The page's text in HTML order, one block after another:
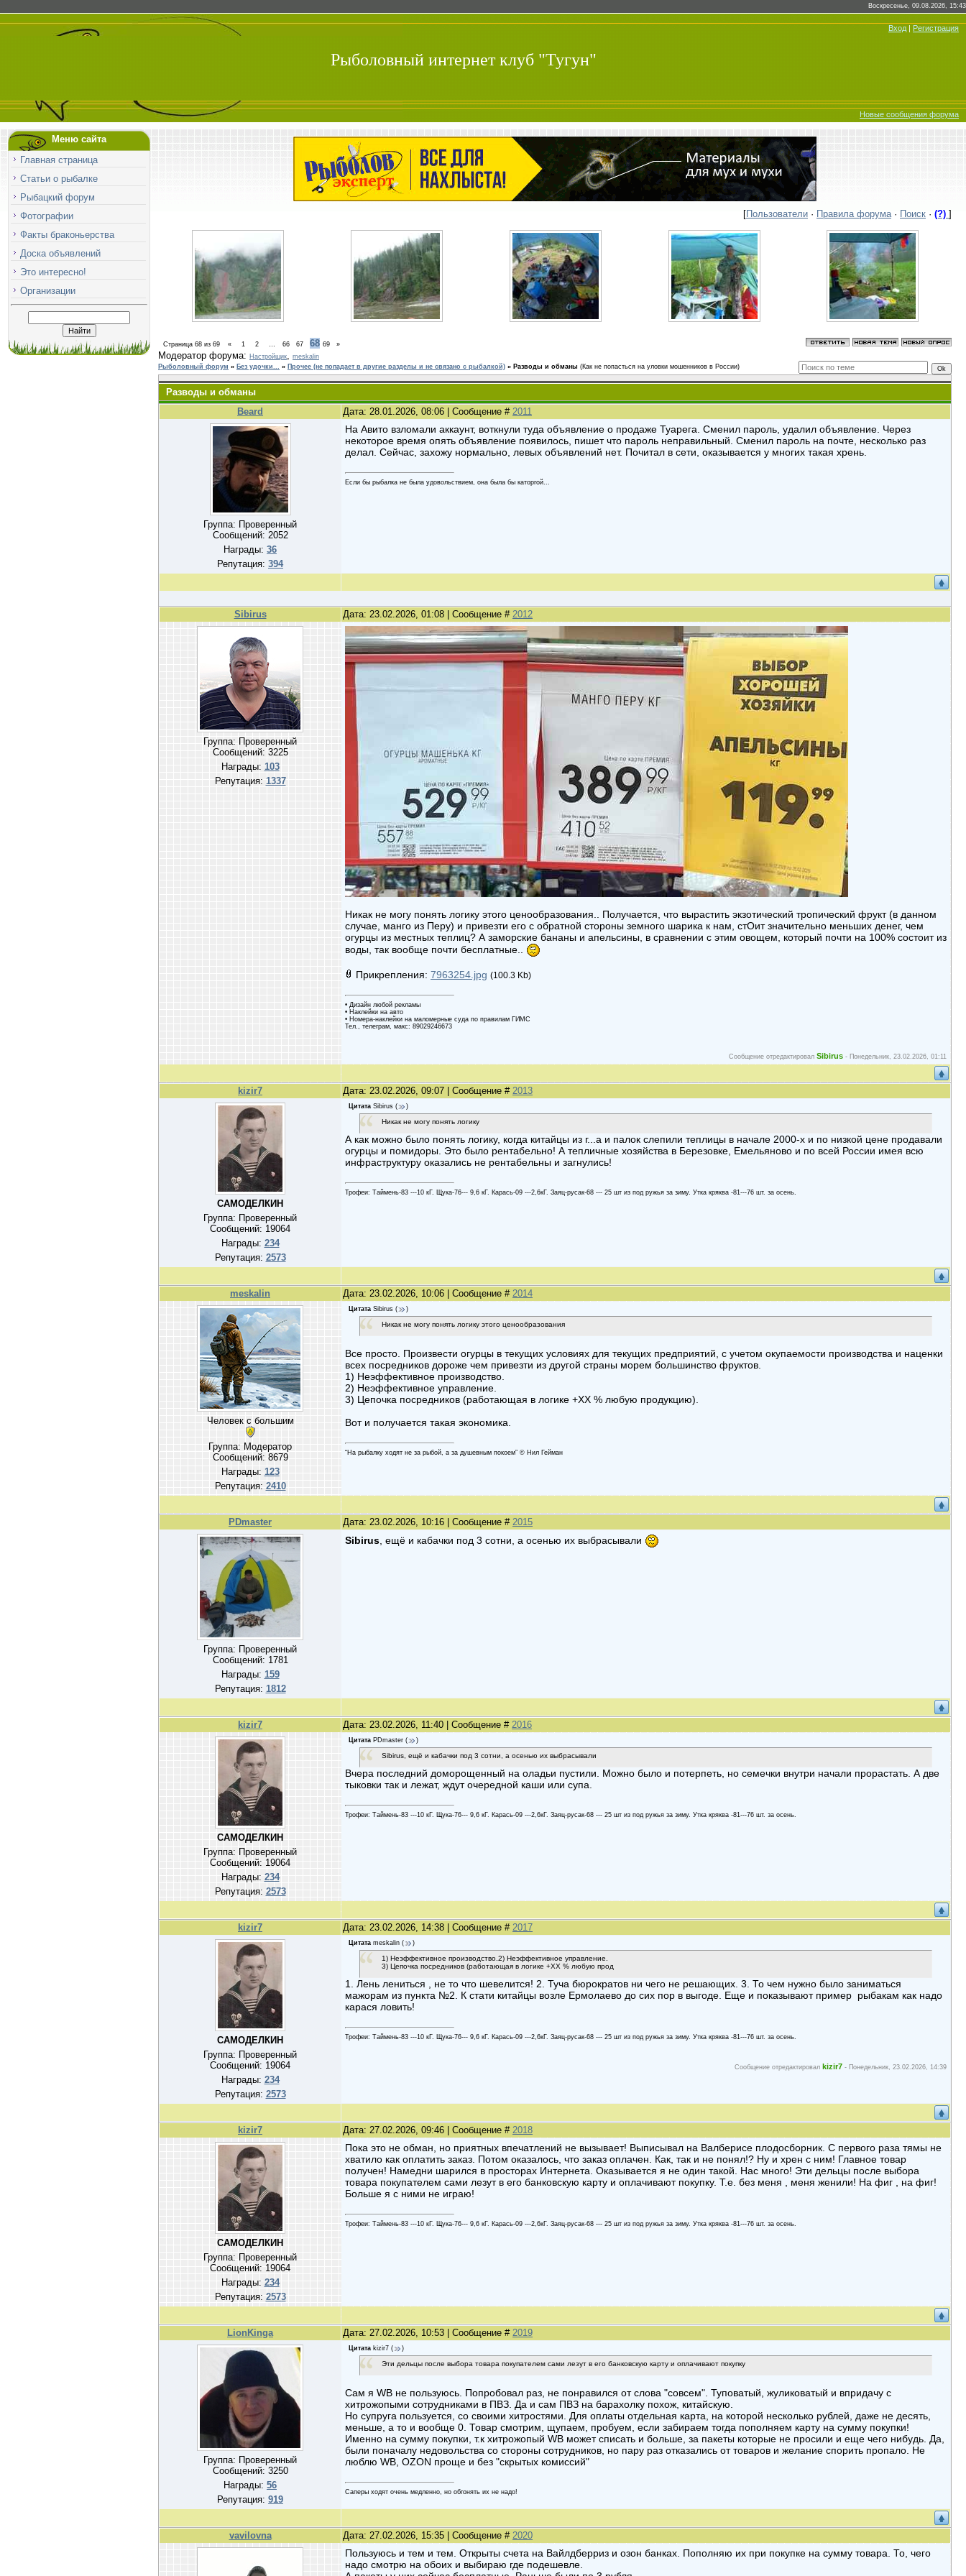
Воскресенье, 09.08.2026, 15:43
Вход | Регистрация
Рыболовный интернет клуб "Тугун"
Новые сообщения форума
Меню сайта
Главная страница
Статьи о рыбалке
Рыбацкий форум
Фотографии
Факты браконьерства
Доска объявлений
Это интересно!
Организации
[Пользователи · Правила форума· Поиск · (?) ]
Страница 68 из 69 « 1 2 … 66 67 68 69 »
Модератор форума: Настройщик, meskalin
Рыболовный форум » Без удочки... » Прочее (не попадает в другие разделы и не связано с рыбалкой) » Разводы и обманы (Как не попасться на уловки мошенников в России)
Разводы и обманы
Beard
Дата: 28.01.2026, 08:06 | Сообщение # 2011
Группа: Проверенный
Сообщений: 2052
Награды: 36
Репутация: 394
На Авито взломали аккаунт, воткнули туда объявление о продаже Туарега. Сменил пароль, удалил объявление. Через
некоторое время опять объявление появилось, пишет что пароль неправильный. Сменил пароль на почте, несколько раз
делал. Сейчас, захожу нормально, левых объявлений нет. Почитал в сети, оказывается у многих такая хрень.
Если бы рыбалка не была удовольствием, она была бы каторгой...
Sibirus Дата: 23.02.2026, 01:08 | Сообщение # 2012
Группа: Проверенный
Сообщений: 3225
Награды: 103
Репутация: 1337
Никак не могу понять логику этого ценообразования.. Получается, что вырастить экзотический тропический фрукт (в данном
случае, манго из Перу) и привезти его с обратной стороны земного шарика к нам, стОит значительно меньших денег, чем
огурцы из местных теплиц? А заморские бананы и апельсины, в сравнении с этим овощем, который почти на 100% состоит из
воды, так вообще почти бесплатные..
Прикрепления: 7963254.jpg (100.3 Kb)
• Дизайн любой рекламы
• Наклейки на авто
• Номера-наклейки на маломерные суда по правилам ГИМС
Тел., телеграм, макс: 89029246673
Сообщение отредактировал Sibirus - Понедельник, 23.02.2026, 01:11
kizir7 Дата: 23.02.2026, 09:07 | Сообщение # 2013
САМОДЕЛКИН
Группа: Проверенный
Сообщений: 19064
Награды: 234
Репутация: 2573
Цитата Sibirus ( )
Никак не могу понять логику
А как можно было понять логику, когда китайцы из г...а и палок слепили теплицы в начале 2000-х и по низкой цене продавали
огурцы и помидоры. Это было рентабельно! А тепличные хозяйства в Березовке, Емельяново и по всей России имея всю
инфраструктуру оказались не рентабельны и загнулись!
Трофеи: Таймень-83 ---10 кГ. Щука-76--- 9,6 кГ. Карась-09 ---2,6кГ. Заяц-русак-68 --- 25 шт из под ружья за зиму. Утка кряква -81---76 шт. за осень.
meskalin Дата: 23.02.2026, 10:06 | Сообщение # 2014
Человек с большим
Группа: Модератор
Сообщений: 8679
Награды: 123
Репутация: 2410
Цитата Sibirus ( )
Никак не могу понять логику этого ценообразования
Все просто. Произвести огурцы в текущих условиях для текущих предприятий, с учетом окупаемости производства и наценки
всех посредников дороже чем привезти из другой страны морем большинство фруктов.
1) Неэффективное производство.
2) Неэффективное управление.
3) Цепочка посредников (работающая в логике +ХХ % любую продукцию).
Вот и получается такая экономика.
“На рыбалку ходят не за рыбой, а за душевным покоем” © Нил Гейман
PDmaster Дата: 23.02.2026, 10:16 | Сообщение # 2015
Группа: Проверенный
Сообщений: 1781
Награды: 159
Репутация: 1812
Sibirus , ещё и кабачки под 3 сотни, а осенью их выбрасывали
kizir7 Дата: 23.02.2026, 11:40 | Сообщение # 2016
САМОДЕЛКИН
Группа: Проверенный
Сообщений: 19064
Награды: 234
Репутация: 2573
Цитата PDmaster ( )
Sibirus, ещё и кабачки под 3 сотни, а осенью их выбрасывали
Вчера последний доморощенный на оладьи пустили. Можно было и потерпеть, но семечки внутри начали прорастать. А две
тыковки так и лежат, ждут очередной каши или супа.
Трофеи: Таймень-83 ---10 кГ. Щука-76--- 9,6 кГ. Карась-09 ---2,6кГ. Заяц-русак-68 --- 25 шт из под ружья за зиму. Утка кряква -81---76 шт. за осень.
kizir7 Дата: 23.02.2026, 14:38 | Сообщение # 2017
САМОДЕЛКИН
Группа: Проверенный
Сообщений: 19064
Награды: 234
Репутация: 2573
Цитата meskalin ( )
1) Неэффективное производство.2) Неэффективное управление.
3) Цепочка посредников (работающая в логике +ХХ % любую прод
1. Лень лениться , не то что шевелится! 2. Туча бюрократов ни чего не решающих. 3. То чем нужно было заниматься
мажорам из пункта №2. К стати китайцы возле Ермолаево до сих пор в выгоде. Еще и показывают пример рыбакам как надо
карася ловить!
Трофеи: Таймень-83 ---10 кГ. Щука-76--- 9,6 кГ. Карась-09 ---2,6кГ. Заяц-русак-68 --- 25 шт из под ружья за зиму. Утка кряква -81---76 шт. за осень.
Сообщение отредактировал kizir7 - Понедельник, 23.02.2026, 14:39
kizir7 Дата: 27.02.2026, 09:46 | Сообщение # 2018
САМОДЕЛКИН
Группа: Проверенный
Сообщений: 19064
Награды: 234
Репутация: 2573
Пока это не обман, но приятных впечатлений не вызывает! Выписывал на Валберисе плодосборник. С первого раза тямы не
хватило как оплатить заказ. Потом оказалось, что заказ оплачен. Как, так и не понял!? Ну и хрен с ним! Главное товар
получен! Намедни шарился в просторах Интернета. Оказывается я не один такой. Нас много! Эти дельцы после выбора
товара покупателем сами лезут в его банковскую карту и оплачивают покупку. Т.е. без меня , меня женили! На фиг , на фиг!
Больше я с ними не играю!
Трофеи: Таймень-83 ---10 кГ. Щука-76--- 9,6 кГ. Карась-09 ---2,6кГ. Заяц-русак-68 --- 25 шт из под ружья за зиму. Утка кряква -81---76 шт. за осень.
LionKinga Дата: 27.02.2026, 10:53 | Сообщение # 2019
Группа: Проверенный
Сообщений: 3250
Награды: 56
Репутация: 919
Цитата kizir7 ( )
Эти дельцы после выбора товара покупателем сами лезут в его банковскую карту и оплачивают покупку
Сам я WB не пользуюсь. Попробовал раз, не понравился от слова "совсем". Туповатый, жуликоватый и впридачу с
хитрожопыми сотрудниками в ПВЗ. Да и сам ПВЗ на барахолку похож, китайскую.
Но супруга пользуется, со своими хитростями. Для оплаты отдельная карта, на которой несколько рублей, даже не десять,
меньше, а то и вообще 0. Товар смотрим, щупаем, пробуем, если забираем тогда пополняем карту на сумму покупки!
Именно на сумму покупки, т.к хитрожопый WB может списать и больше, за пакеты которые не просили и еще чего нибудь. Да,
были поначалу недовольства со стороны сотрудников, но пару раз отказались от товаров и желание спорить пропало. Не
люблю WB, OZON проще и без "скрытых комиссий"
Саперы ходят очень медленно, но обгонять их не надо!
vavilovna Дата: 27.02.2026, 15:35 | Сообщение # 2020
Пользуюсь и тем и тем. Открыты счета на Вайлдберриз и озон банках. Пополняю их при покупке на сумму товара. То, чего
надо смотрю на обоих и выбираю где подешевле.